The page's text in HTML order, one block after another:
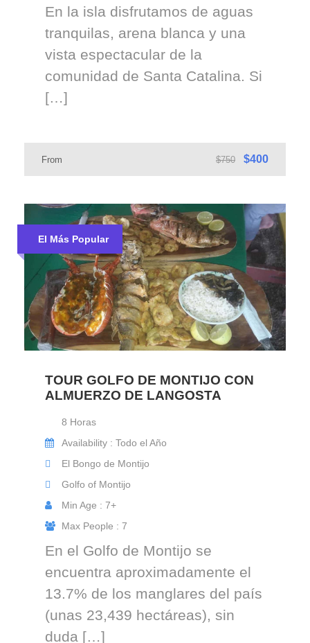
En la isla disfrutamos de aguas
tranquilas, arena blanca y una
vista espectacular de la
comunidad de Santa Catalina. Si
[…]
From $750 $400
El Más Popular
TOUR GOLFO DE MONTIJO CON
ALMUERZO DE LANGOSTA
8 Horas
Availability : Todo el Año
El Bongo de Montijo
Golfo of Montijo
Min Age : 7+
Max People : 7
En el Golfo de Montijo se
encuentra aproximadamente el
13.7% de los manglares del país
(unas 23,439 hectáreas), sin
duda […]